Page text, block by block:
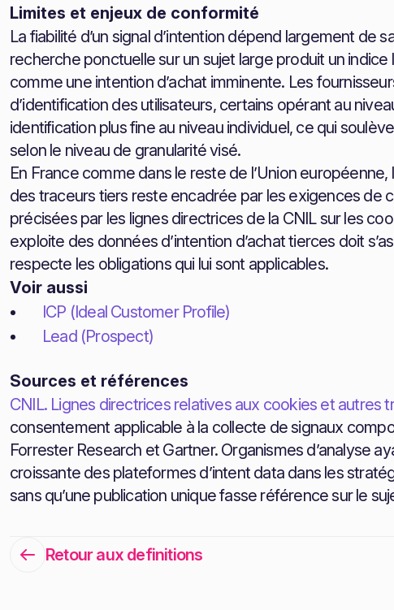
Limites et enjeux de conformité
La fiabilité d’un signal d’intention dépend largement de
recherche ponctuelle sur un sujet large produit un
comme une intention d’achat imminente. Les
d’identification des utilisateurs, certains opérant au
identification plus fine au niveau individuel, ce qui
selon le niveau de granularité visé.
En France comme dans le reste de l’Union
des traceurs tiers reste encadrée par les exigences de
précisées par les lignes directrices de la CNIL sur les
exploite des données d’intention d’achat tierces doit
respecte les obligations qui lui sont applicables.
Voir aussi
ICP (Ideal Customer Profile)
Lead (Prospect)
Sources et références
CNIL. Lignes directrices relatives aux cookies et autres
consentement applicable à la collecte de signaux
Forrester Research et Gartner. Organismes d’analyse
croissante des plateformes d’intent data dans les
sans qu’une publication unique fasse référence sur le
Retour aux definitions